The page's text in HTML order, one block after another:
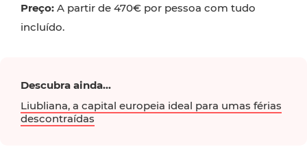
Preço: A partir de 470€ por pessoa com tudo
incluído.
Descubra ainda...
Liubliana, a capital europeia ideal para umas férias
descontraídas